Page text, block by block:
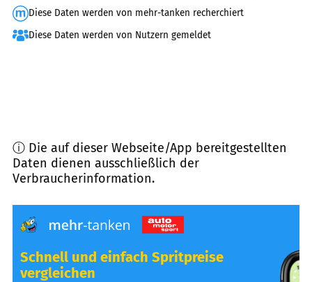
Diese Daten werden von mehr-tanken recherchiert
Diese Daten werden von Nutzern gemeldet
ⓘ Die auf dieser Webseite/App bereitgestellten
Daten dienen ausschließlich der
Verbraucherinformation.
Schnell und einfach Spritpreise
vergleichen